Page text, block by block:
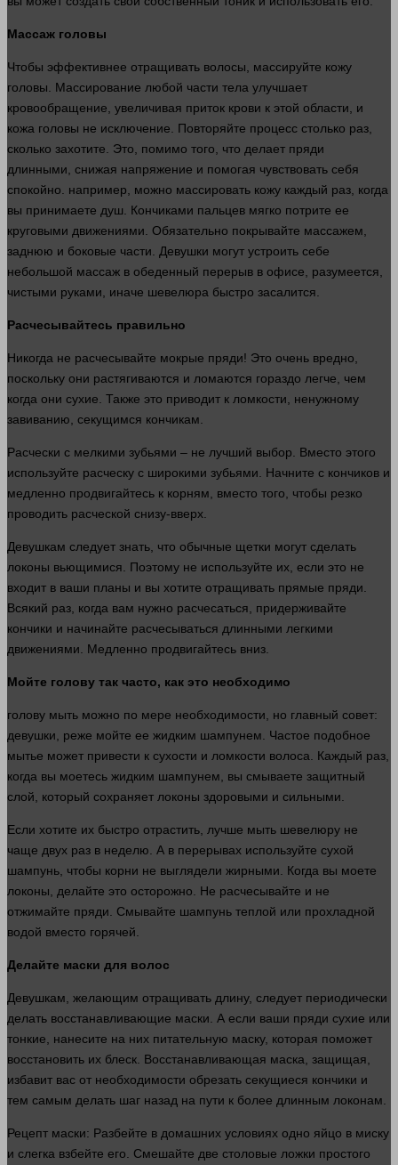
Массаж головы
Чтобы эффективнее отращивать волосы , массируйте кожу
головы. Массирование любой части тела улучшает
кровообращение , увеличивая приток крови к этой области , и
кожа головы не исключение. Повторяйте процесс столько раз,
сколько захотите. Это, помимо того, что делает пряди
длинными, снижая напряжение и помогая чувствовать себя
спокойно
например , можно массировать кожу каждый раз, когда
вы принимаете душ. Кончиками пальцев мягко потрите ее
круговыми движениями. Обязательно покрывайте массажем,
заднюю и боковые части . Девушки могут устроить себе
небольшой массаж в обеденный перерыв в офисе, разумеется,
чистыми руками , иначе шевелюра быстро засалится.
Расчесывайтесь правильно
Никогда не расчесывайте мокрые пряди! Это очень вредно,
поскольку они растягиваются и ломаются гораздо легче, чем
когда они сухие. Также это приводит к ломкости, ненужному
завиванию, секущимся кончикам.
Расчески с мелкими зубьями – не лучший выбор. Вместо этого
используйте расческу с широкими зубьями. Начните с кончиков и
медленно продвигайтесь к корням, вместо того, чтобы резко
проводить расческой снизу-вверх.
Девушкам следует знать , что обычные щетки могут сделать
локоны вьющимися. Поэтому не используйте их, если это не
входит в ваши планы и вы хотите отращивать прямые пряди.
Всякий раз, когда вам нужно расчесаться, придерживайте
кончики и начинайте расчесываться длинными легкими
движениями. Медленно продвигайтесь вниз.
Мойте голову так часто, как это необходимо
голову мыть можно по мере необходимости, но главный совет:
девушки, реже мойте ее жидким шампунем. Частое подобное
мытье может привести к сухости и ломкости волоса. Каждый раз,
когда вы моетесь жидким шампунем, вы смываете защитный
слой, который сохраняет локоны здоровыми и сильными.
Если хотите их быстро отрастить, лучше мыть шевелюру не
чаще двух раз в неделю. А в перерывах используйте сухой
шампунь, чтобы корни не выглядели жирными. Когда вы моете
локоны, делайте это осторожно. Не расчесывайте и не
отжимайте пряди. Смывайте шампунь теплой или прохладной
водой вместо горячей.
Делайте маски для волос
Девушкам, желающим отращивать длину, следует периодически
делать восстанавливающие маски. А если ваши пряди сухие или
тонкие, нанесите на них питательную маску, которая поможет
восстановить их блеск. Восстанавливающая маска, защищая,
избавит вас от необходимости обрезать секущиеся кончики и
тем самым делать шаг назад на пути к более длинным локонам.
Рецепт маски: Разбейте в домашних условиях одно яйцо в миску
и слегка взбейте его. Смешайте две столовые ложки простого